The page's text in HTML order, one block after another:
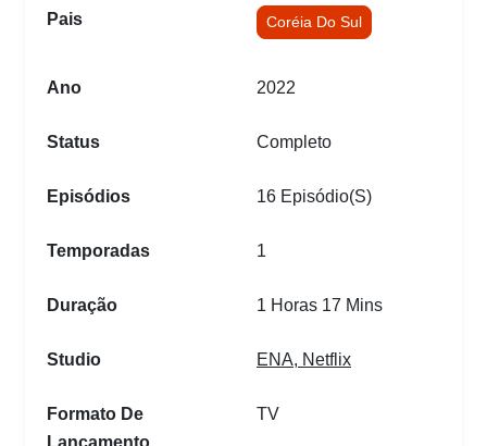
Pais Coréia Do Sul
Ano 2022
Status Completo
Episódios 16 Episódio(s)
Temporadas 1
Duração 1 Horas 17 Mins
Studio ENA, Netflix
Formato De
TV